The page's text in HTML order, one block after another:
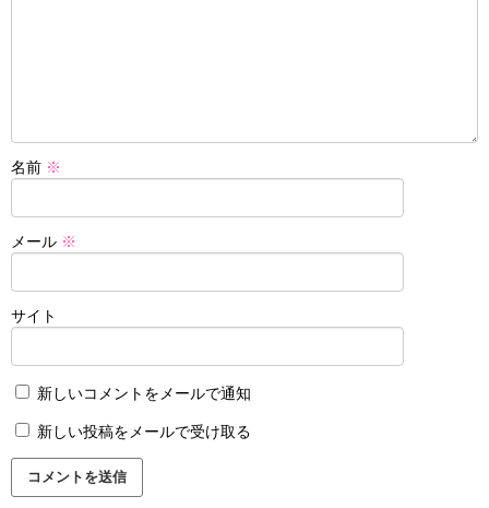
名前 ※
メール ※
サイト
新しいコメントをメールで通知
新しい投稿をメールで受け取る